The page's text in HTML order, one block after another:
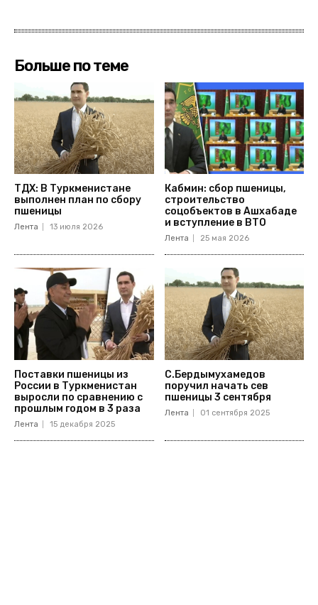
Больше по теме
ТДХ: В Туркменистане
выполнен план по сбору
пшеницы
Лента 13 июля 2026
Кабмин: сбор пшеницы,
строительство
соцобъектов в Ашхабаде
и вступление в ВТО
Лента 25 мая 2026
Поставки пшеницы из
России в Туркменистан
выросли по сравнению с
прошлым годом в 3 раза
Лента 15 декабря 2025
С.Бердымухамедов
поручил начать сев
пшеницы 3 сентября
Лента 01 сентября 2025